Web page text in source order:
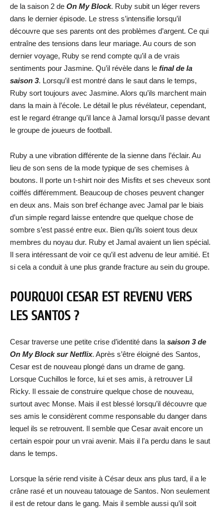
de la saison 2 de On My Block. Ruby subit un léger revers
dans le dernier épisode. Le stress s’intensifie lorsqu’il
découvre que ses parents ont des problèmes d’argent. Ce qui
entraîne des tensions dans leur mariage. Au cours de son
dernier voyage, Ruby se rend compte qu’il a de vrais
sentiments pour Jasmine. Qu’il révèle dans le final de la
saison 3. Lorsqu’il est montré dans le saut dans le temps,
Ruby sort toujours avec Jasmine. Alors qu’ils marchent main
dans la main à l’école. Le détail le plus révélateur, cependant,
est le regard étrange qu’il lance à Jamal lorsqu’il passe devant
le groupe de joueurs de football.
Ruby a une vibration différente de la sienne dans l’éclair. Au
lieu de son sens de la mode typique de ses chemises à
boutons. Il porte un t-shirt noir des Misfits et ses cheveux sont
coiffés différemment. Beaucoup de choses peuvent changer
en deux ans. Mais son bref échange avec Jamal par le biais
d’un simple regard laisse entendre que quelque chose de
sombre s’est passé entre eux. Bien qu’ils soient tous deux
membres du noyau dur. Ruby et Jamal avaient un lien spécial.
Il sera intéressant de voir ce qu’il est advenu de leur amitié. Et
si cela a conduit à une plus grande fracture au sein du groupe.
POURQUOI CESAR EST REVENU VERS
LES SANTOS ?
Cesar traverse une petite crise d’identité dans la saison 3 de
On My Block sur Netflix. Après s’être éloigné des Santos,
Cesar est de nouveau plongé dans un drame de gang.
Lorsque Cuchillos le force, lui et ses amis, à retrouver Lil
Ricky. Il essaie de construire quelque chose de nouveau,
surtout avec Monse. Mais il est blessé lorsqu’il découvre que
ses amis le considèrent comme responsable du danger dans
lequel ils se retrouvent. Il semble que Cesar avait encore un
certain espoir pour un vrai avenir. Mais il l’a perdu dans le saut
dans le temps.
Lorsque la série rend visite à César deux ans plus tard, il a le
crâne rasé et un nouveau tatouage de Santos. Non seulement
il est de retour dans le gang. Mais il semble aussi qu’il soit